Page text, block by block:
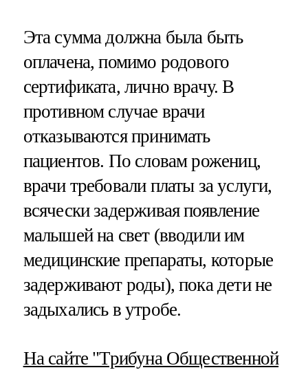
Эта сумма должна была быть
оплачена, помимо родового
сертификата, лично врачу. В
противном случае врачи
отказываются принимать
пациентов. По словам рожениц,
врачи требовали платы за услуги,
всячески задерживая появление
малышей на свет (вводили им
медицинские препараты, которые
задерживают роды), пока дети не
задыхались в утробе.
На сайте "Трибуна Общественной